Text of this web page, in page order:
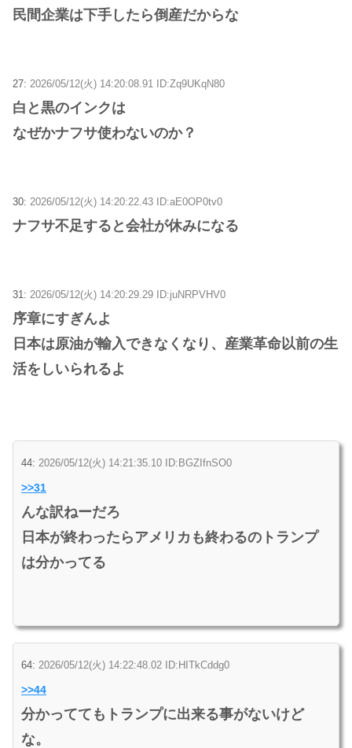
民間企業は下手したら倒産だからな
27: 2026/05/12(火) 14:20:08.91 ID:Zq9UKqN80
白と黒のインクは
なぜかナフサ使わないのか？
30: 2026/05/12(火) 14:20:22.43 ID:aE0OP0tv0
ナフサ不足すると会社が休みになる
31: 2026/05/12(火) 14:20:29.29 ID:juNRPVHV0
序章にすぎんよ
日本は原油が輸入できなくなり、産業革命以前の生
活をしいられるよ
44: 2026/05/12(火) 14:21:35.10 ID:BGZIfnSO0
>>31
んな訳ねーだろ
日本が終わったらアメリカも終わるのトランプ
は分かってる
64: 2026/05/12(火) 14:22:48.02 ID:HITkCddg0
>>44
分かっててもトランプに出来る事がないけど
な。